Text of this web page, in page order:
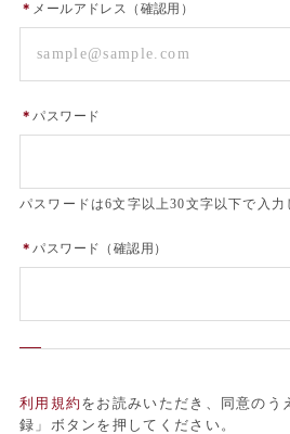
＊ メールアドレス（確認用）
＊パスワード
パスワードは6文字以上30文字以下で入力
＊ パスワード（確認用）
利用規約 をお読みいただき、同意のう
録」ボタンを押してください。